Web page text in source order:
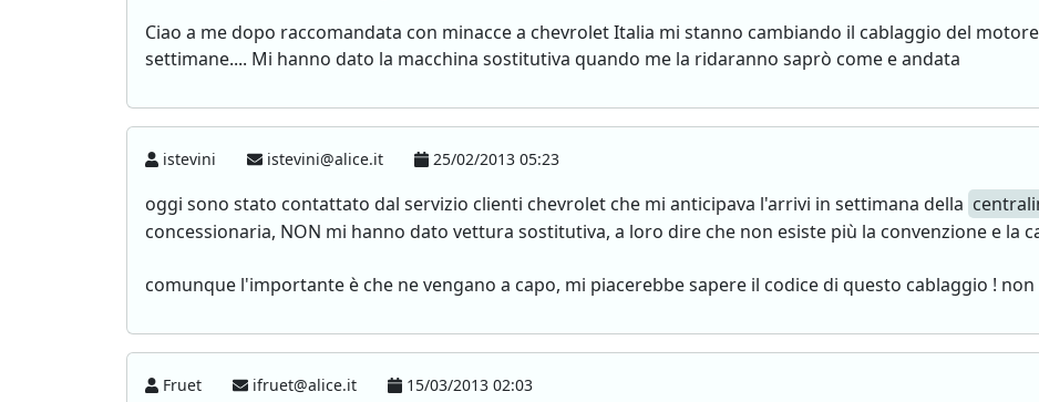
Ciao a me dopo raccomandata con minacce a chevrolet Italia mi stanno cambiando il cablaggio del
settimane.... Mi hanno dato la macchina sostitutiva quando me la ridaranno saprò come e andata
istevini istevini@alice.it 25/02/2013 05:23
oggi sono stato contattato dal servizio clienti chevrolet che mi anticipava l'arrivi in settimana della
concessionaria, NON mi hanno dato vettura sostitutiva, a loro dire che non esiste più la convenzione e la
comunque l'importante è che ne vengano a capo, mi piacerebbe sapere il codice di questo cablaggio ! non
Fruet ifruet@alice.it 15/03/2013 02:03